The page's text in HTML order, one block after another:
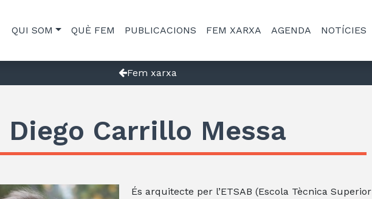
QUI SOM QUÈ FEM PUBLICACIONS FEM XARXA AGENDA NOTÍCIES
Fem xarxa
Diego Carrillo Messa
És arquitecte per l’ETSAB (Escola Tècnica Superior